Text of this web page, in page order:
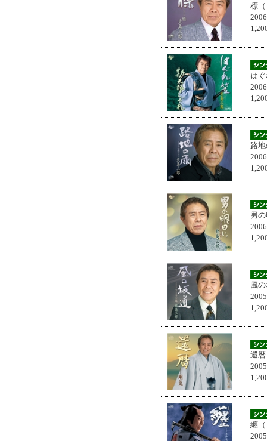
標
は
路
男
風
還暦
纏